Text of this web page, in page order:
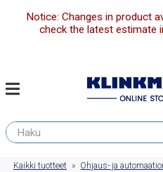
Notice: Changes in product
check the latest estimate
Kaikki tuotteet » Ohjaus- ja